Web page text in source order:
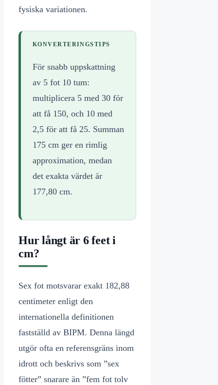
fysiska variationen.
KONVERTERINGSTIPS
För snabb uppskattning
av 5 fot 10 tum:
multiplicera 5 med 30 för
att få 150, och 10 med
2,5 för att få 25. Summan
175 cm ger en rimlig
approximation, medan
det exakta värdet är
177,80 cm.
Hur långt är 6 feet i
cm?
Sex fot motsvarar exakt 182,88
centimeter enligt den
internationella definitionen
fastställd av BIPM. Denna längd
utgör ofta en referensgräns inom
idrott och beskrivs som ”sex
fötter” snarare än ”fem fot tolv